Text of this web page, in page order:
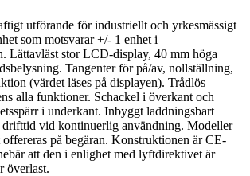
utförande för industriellt och yrkesmässigt
som motsvarar +/- 1 enhet i
Lättavläst stor LCD-display, 40 mm höga
Tangenter för på/av, nollställning,
(värdet läses på displayen). Trådlös
alla funktioner. Schackel i överkant och
i underkant. Inbyggt laddningsbart
drifttid vid kontinuerlig användning. Modeller
offereras på begäran. Konstruktionen är CE-
att den i enlighet med lyftdirektivet är
överlast.